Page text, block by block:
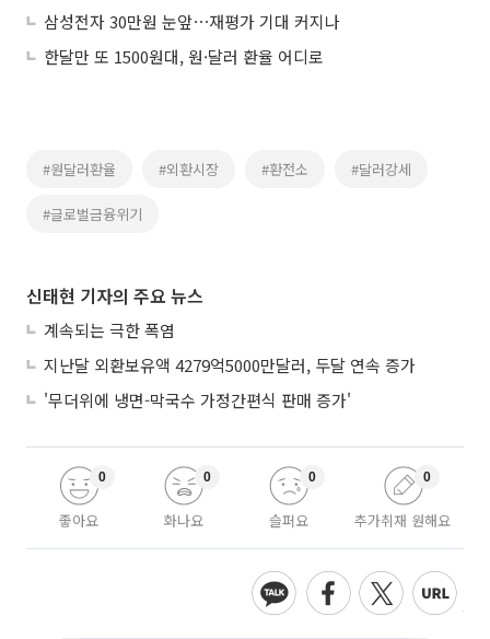
삼성전자 30만원 눈앞⋯재평가 기대 커지나
한달만 또 1500원대, 원·달러 환율 어디로
#원달러환율 #외환시장 #환전소 #달러강세
#글로벌금융위기
신태현 기자의 주요 뉴스
계속되는 극한 폭염
지난달 외환보유액 4279억5000만달러, 두달 연속 증가
'무더위에 냉면-막국수 가정간편식 판매 증가'
좋아요
0
화나요
0
슬퍼요
0
추가취재 원해요
0